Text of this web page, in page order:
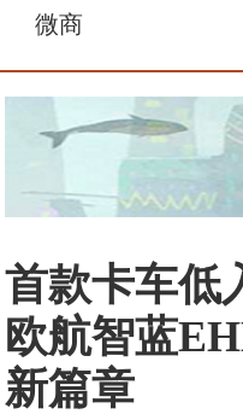
微商
首款卡车低
欧航智蓝
新篇章